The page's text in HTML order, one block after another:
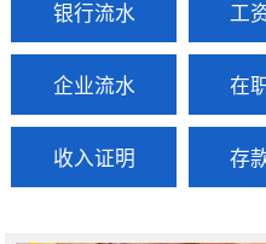
银行流水 工
企业流水 在
收入证明 存